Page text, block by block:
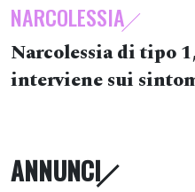
NARCOLESSIA
Narcolessia di tipo
interviene sui
ANNUNCI